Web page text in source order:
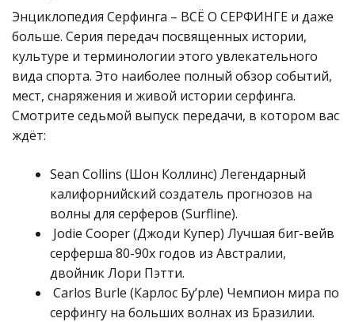
Энциклопедия Серфинга – ВСЁ О СЕРФИНГЕ и даже
больше. Серия передач посвященных истории,
культуре и терминологии этого увлекательного
вида спорта. Это наиболее полный обзор событий,
мест, снаряжения и живой истории серфинга.
Смотрите седьмой выпуск передачи, в котором вас
ждёт:
Sean Collins (Шон Коллинс) Легендарный
калифорнийский создатель прогнозов на
волны для серферов (Surfline).
Jodie Cooper (Джоди Купер) Лучшая биг-вейв
серферша 80-90х годов из Австралии,
двойник Лори Пэтти.
Carlos Burle (Карлос Бу’рле) Чемпион мира по
серфингу на больших волнах из Бразилии.